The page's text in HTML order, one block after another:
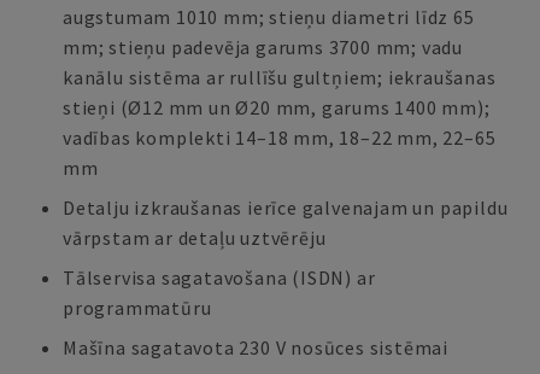
augstumam 1010 mm; stieņu diametri līdz 65
mm; stieņu padevēja garums 3700 mm; vadu
kanālu sistēma ar rullīšu gultņiem; iekraušanas
stieņi (Ø12 mm un Ø20 mm, garums 1400 mm);
vadības komplekti 14–18 mm, 18–22 mm, 22–65
mm
Detalju izkraušanas ierīce galvenajam un papildu
vārpstam ar detaļu uztvērēju
Tālservisa sagatavošana (ISDN) ar
programmatūru
Mašīna sagatavota 230 V nosūces sistēmai